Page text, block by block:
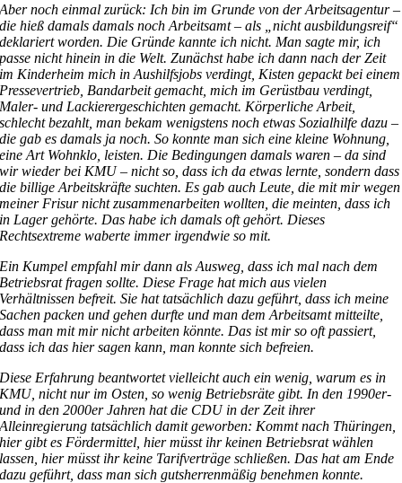
Aber noch einmal zurück: Ich bin im Grunde von der Arbeitsagentur –
die hieß damals damals noch Arbeitsamt – als „nicht ausbildungsreif“
deklariert worden. Die Gründe kannte ich nicht. Man sagte mir, ich
passe nicht hinein in die Welt. Zunächst habe ich dann nach der Zeit
im Kinderheim mich in Aushilfsjobs verdingt, Kisten gepackt bei einem
Pressevertrieb, Bandarbeit gemacht, mich im Gerüstbau verdingt,
Maler- und Lackierergeschichten gemacht. Körperliche Arbeit,
schlecht bezahlt, man bekam wenigstens noch etwas Sozialhilfe dazu –
die gab es damals ja noch. So konnte man sich eine kleine Wohnung,
eine Art Wohnklo, leisten. Die Bedingungen damals waren – da sind
wir wieder bei KMU – nicht so, dass ich da etwas lernte, sondern dass
die billige Arbeitskräfte suchten. Es gab auch Leute, die mit mir wegen
meiner Frisur nicht zusammenarbeiten wollten, die meinten, dass ich
in Lager gehörte. Das habe ich damals oft gehört. Dieses
Rechtsextreme waberte immer irgendwie so mit.
Ein Kumpel empfahl mir dann als Ausweg, dass ich mal nach dem
Betriebsrat fragen sollte. Diese Frage hat mich aus vielen
Verhältnissen befreit. Sie hat tatsächlich dazu geführt, dass ich meine
Sachen packen und gehen durfte und man dem Arbeitsamt mitteilte,
dass man mit mir nicht arbeiten könnte. Das ist mir so oft passiert,
dass ich das hier sagen kann, man konnte sich befreien.
Diese Erfahrung beantwortet vielleicht auch ein wenig, warum es in
KMU, nicht nur im Osten, so wenig Betriebsräte gibt. In den 1990er-
und in den 2000er Jahren hat die CDU in der Zeit ihrer
Alleinregierung tatsächlich damit geworben: Kommt nach Thüringen,
hier gibt es Fördermittel, hier müsst ihr keinen Betriebsrat wählen
lassen, hier müsst ihr keine Tarifverträge schließen. Das hat am Ende
dazu geführt, dass man sich gutsherrenmäßig benehmen konnte.